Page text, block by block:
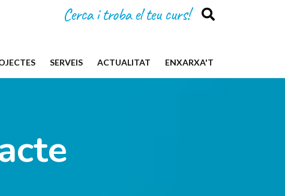
Cerca i troba el teu curs!
SERVEIS ACTUALITAT ENXARXA'T